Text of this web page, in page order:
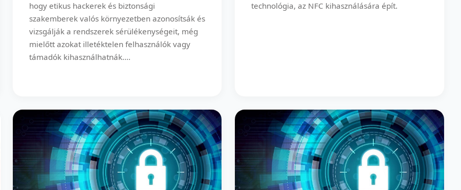
hogy etikus hackerek és biztonsági
szakemberek valós környezetben azonosítsák és
vizsgálják a rendszerek sérülékenységeit, még
mielőtt azokat illetéktelen felhasználók vagy
támadók kihasználhatnák....
technológia, az NFC kihasználására épít.